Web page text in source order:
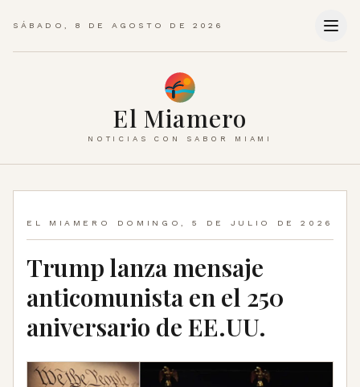
SÁBADO, 8 DE AGOSTO DE 2026
El Miamero
NOTICIAS CON SABOR MIAMI
EL MIAMERO DOMINGO, 5 DE JULIO DE 2026
Trump lanza mensaje
anticomunista en el 250
aniversario de EE.UU.